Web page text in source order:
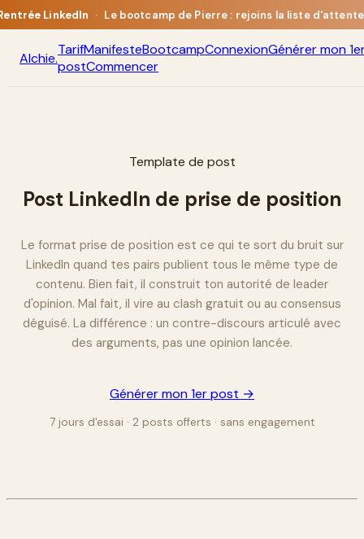
LinkedIn · Le bootcamp de Pierre : rejoins la liste d'attente
Alchie.TarifManifesteBootcampConnexionGénérer mon
postCommencer
Template de post
Post LinkedIn de prise de position
Le format prise de position est ce qui te sort du bruit sur
LinkedIn quand tes pairs publient tous le même type de
contenu. Bien fait, il construit ton autorité de leader
d'opinion. Mal fait, il vire au clash gratuit ou au consensus
déguisé. La différence : un contre-discours articulé avec
des arguments, pas une opinion lancée.
Générer mon 1er post →
7 jours d'essai · 2 posts offerts · sans engagement